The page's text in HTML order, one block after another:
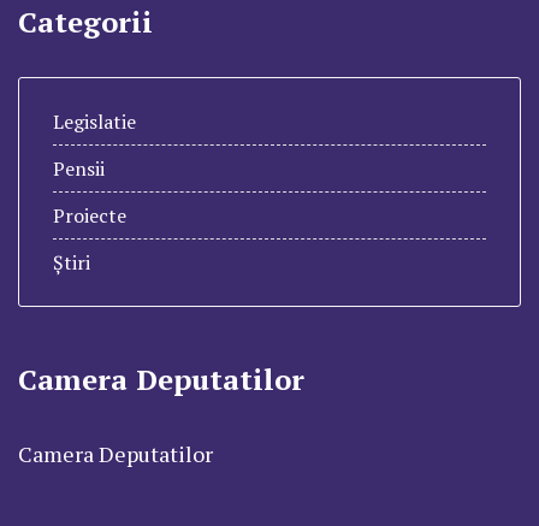
Categorii
Legislatie
Pensii
Proiecte
Știri
Camera Deputatilor
Camera Deputatilor